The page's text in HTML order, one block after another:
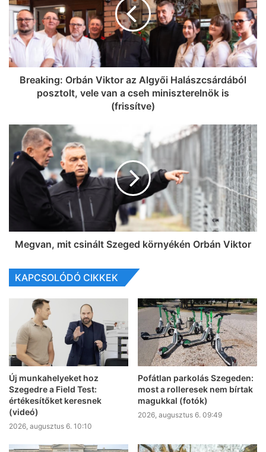
Breaking: Orbán Viktor az Algyői Halászcsárdából
posztolt, vele van a cseh miniszterelnök is
(frissítve)
Megvan, mit csinált Szeged környékén Orbán Viktor
KAPCSOLÓDÓ CIKKEK
Új munkahelyeket hoz
Szegedre a Field Test:
értékesítőket keresnek
(videó)
2026, augusztus 6. 10:10
Pofátlan parkolás Szegeden:
most a rolleresek nem bírtak
magukkal (fotók)
2026, augusztus 6. 09:49